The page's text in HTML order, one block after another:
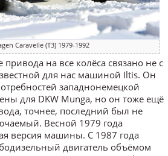
Caravelle (T3) 1979-1992
на все колёса связано не с
для нас машиной Iltis. Он
западнонемецкой
для DKW Munga, но он тоже ещё
точнее, последний был не
Весной 1979 года
версия машины. С 1987 года
двигатель объёмом